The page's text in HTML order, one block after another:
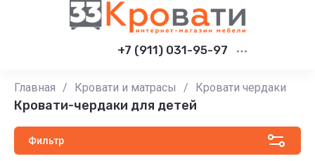
+7 (911) 031-95-97
Главная / Кровати и матрасы / Кровати чердаки
Кровати-чердаки для детей
Фильтр